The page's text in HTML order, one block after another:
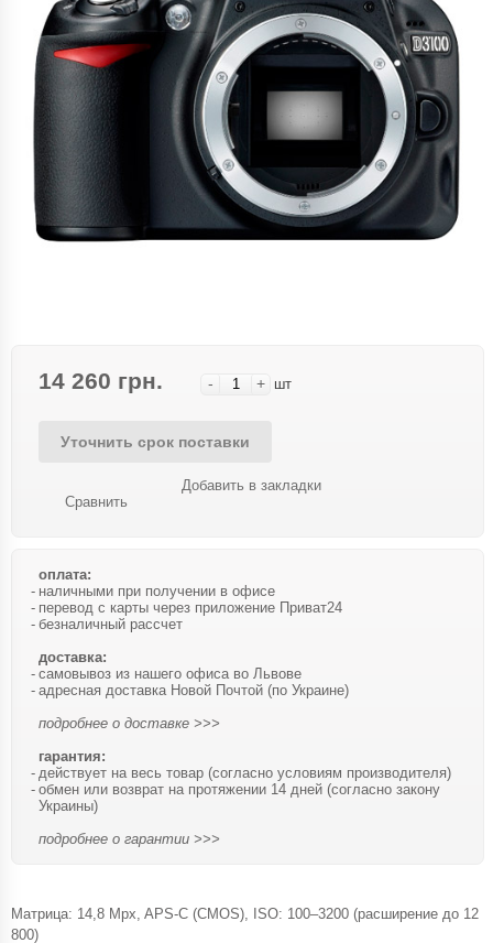
14 260 грн. - + шт
Уточнить срок поставки
Сравнить
Добавить в закладки
оплата:
наличными при получении в офисе
перевод с карты через приложение Приват24
безналичный рассчет
доставка:
самовывоз из нашего офиса во Львове
адресная доставка Новой Почтой (по Украине)
подробнее о доставке >>>
гарантия:
действует на весь товар (согласно условиям производителя)
обмен или возврат на протяжении 14 дней (согласно закону
Украины)
подробнее о гарантии >>>
Матрица: 14,8 Mpx, APS-C (CMOS), ISO: 100–3200 (расширение до 12
800)